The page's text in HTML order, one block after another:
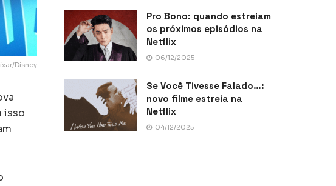
Disney
isso
Pro Bono: quando estreiam
os próximos episódios na
Netflix
06/12/2025
Se Você Tivesse Falado…:
novo filme estreia na
Netflix
04/12/2025